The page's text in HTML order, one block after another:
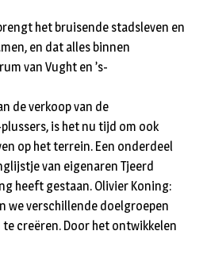
het bruisende stadsleven en
en dat alles binnen
van Vught en ’s-
de verkoop van de
is het nu tijd om ook
op het terrein. Een onderdeel
van eigenaren Tjeerd
heeft gestaan. Olivier Koning:
we verschillende doelgroepen
creëren. Door het ontwikkelen